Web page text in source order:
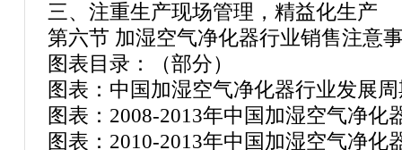
三、注重生产现场管理，精益化生产
第六节 加湿空气净化器行业销售注意
图表目录：（部分）
图表：中国加湿空气净化器行业发展
图表：2008-2013年中国加湿空气净
图表：2010-2013年中国加湿空气净